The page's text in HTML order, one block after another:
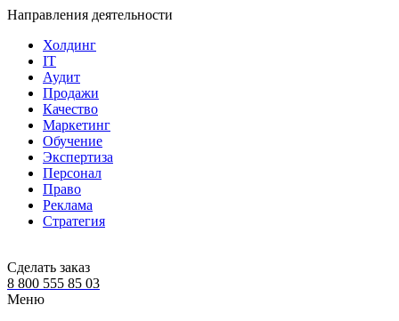
Направления деятельности
Холдинг
IT
Аудит
Продажи
Качество
Маркетинг
Обучение
Экспертиза
Персонал
Право
Реклама
Стратегия
Сделать заказ
8 800 555 85 03
Меню